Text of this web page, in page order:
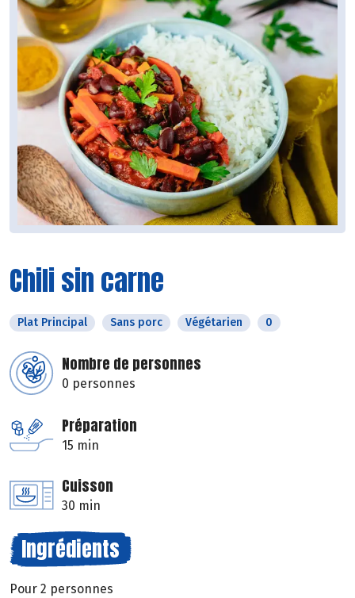
Chili sin carne
Plat Principal Sans porc Végétarien 0
Nombre de personnes
0 personnes
Préparation
15 min
Cuisson
30 min
Ingrédients
Pour 2 personnes